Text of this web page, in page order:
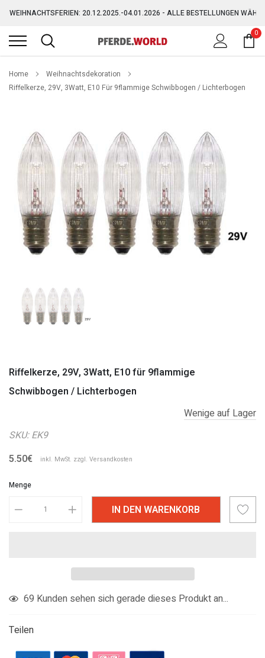
zum
Inhalt
WEIHNACHTSFERIEN: 20.12.2025.-04.01.2026 - ALLE BESTELLUNGEN
GRATIS VERSAND AB 150,-€ (AUSGENOMMEN SPERRGUT)
0
Home
Weihnachtsdekoration
Riffelkerze, 29V, 3Watt, E10 Für 9flammige Schwibbogen / Lichterbogen
Riffelkerze, 29V, 3Watt, E10 für 9flammige
Schwibbogen / Lichterbogen
Wenige auf Lager
SKU: EK9
5.50€
inkl. MwSt. zzgl. Versandkosten
Menge
IN DEN WARENKORB
Produkt
den
Warenkorb
legen
69 Kunden sehen sich gerade dieses Produkt an...
Teilen